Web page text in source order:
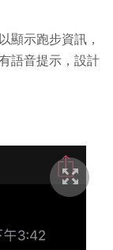
顯示跑步資訊，
語音提示，設計